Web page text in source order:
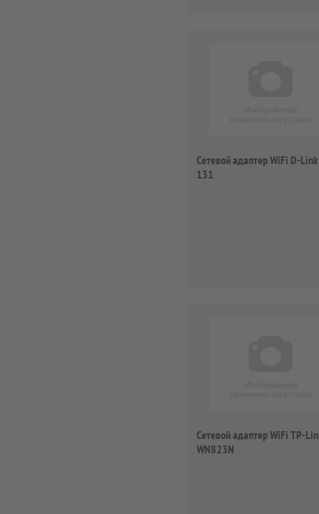
Сетевой адаптер WiFi D-
131
Сетевой адаптер WiFi TP-
WN823N